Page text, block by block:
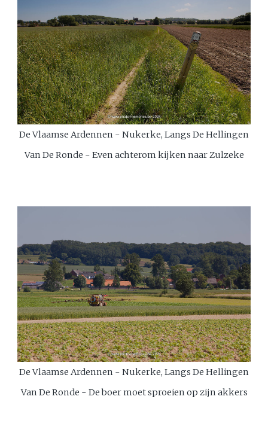
De Vlaamse Ardennen - Nukerke, Langs De Hellingen
Van De Ronde - Even achterom kijken naar Zulzeke
De Vlaamse Ardennen - Nukerke, Langs De Hellingen
Van De Ronde - De boer moet sproeien op zijn akkers